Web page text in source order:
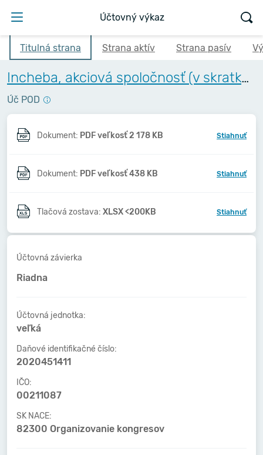
Účtovný výkaz
Titulná strana Strana aktív Strana pasív
Incheba, akciová spoločnosť (v skratke Incheba, a.s.)
Úč POD
Dokument: PDF veľkosť 2 178 KB Stiahnuť
Dokument: PDF veľkosť 438 KB Stiahnuť
Tlačová zostava: XLSX <200KB Stiahnuť
Účtovná závierka
Riadna
Účtovná jednotka:
veľká
Daňové identifikačné číslo:
2020451411
IČO:
00211087
SK NACE:
82300 Organizovanie kongresov